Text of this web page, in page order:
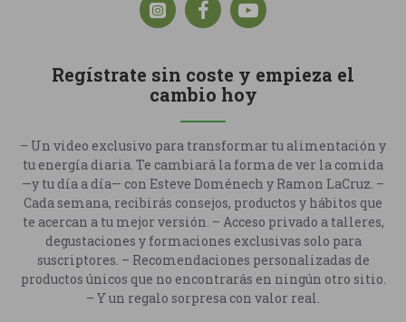
Regístrate sin coste y empieza el
cambio hoy
– Un video exclusivo para transformar tu alimentación y
tu energía diaria. Te cambiará la forma de ver la comida
—y tu día a día— con Esteve Doménech y Ramon LaCruz. –
Cada semana, recibirás consejos, productos y hábitos que
te acercan a tu mejor versión. – Acceso privado a talleres,
degustaciones y formaciones exclusivas solo para
suscriptores. – Recomendaciones personalizadas de
productos únicos que no encontrarás en ningún otro sitio.
– Y un regalo sorpresa con valor real.